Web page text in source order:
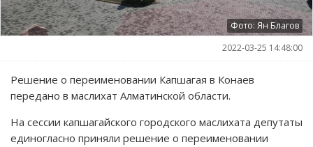
Фото: Ян Благов
2022-03-25 14:48:00
Решение о переименовании Капшагая в Конаев
передано в маслихат Алматинской области.
На сессии капшагайского городского маслихата депутаты
единогласно приняли решение о переименовании